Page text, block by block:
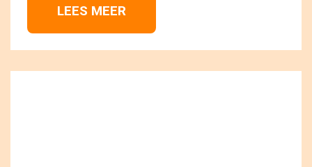
LEES MEER